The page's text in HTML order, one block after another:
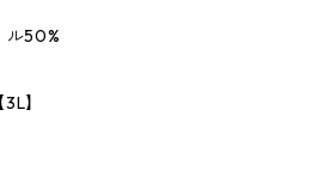
50%
】